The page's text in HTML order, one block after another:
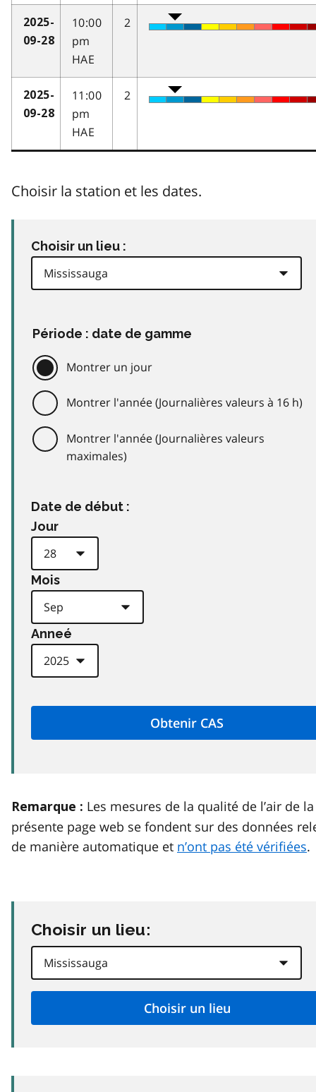
2025-
09-28
10:00
pm
HAE
2
2025-
09-28
11:00
pm
HAE
2
Choisir la station et les dates.
Choisir un lieu :
Période : date de gamme
Montrer un jour
Montrer l'année (Journalières valeurs à 16 h)
Montrer l'année (Journalières valeurs
maximales)
Date de début :
Jour
Mois
Anneé
Remarque : Les mesures de la qualité de l’air de la
présente page web se fondent sur des données
de manière automatique et n’ont pas été vérifiées.
Choisir un lieu: